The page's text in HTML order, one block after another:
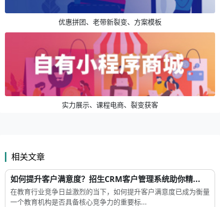
优惠拼团、老带新裂变、方案模板
实力展示、课程电商、裂变获客
相关文章
如何提升客户满意度？招生CRM客户管理系统助你精...
在教育行业竞争日益激烈的当下，如何提升客户满意度已成为衡量
一个教育机构是否具备核心竞争力的重要标...